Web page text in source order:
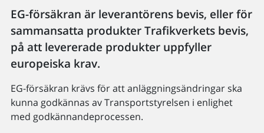
EG-försäkran är leverantörens bevis, eller för
sammansatta produkter Trafikverkets bevis,
på att levererade produkter uppfyller
europeiska krav.
EG-försäkran krävs för att anläggningsändringar ska
kunna godkännas av Transportstyrelsen i enlighet
med godkännandeprocessen.